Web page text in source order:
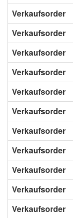
Verkaufsorder
Verkaufsorder
Verkaufsorder
Verkaufsorder
Verkaufsorder
Verkaufsorder
Verkaufsorder
Verkaufsorder
Verkaufsorder
Verkaufsorder
Verkaufsorder